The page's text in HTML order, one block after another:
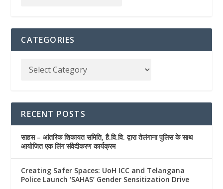
CATEGORIES
RECENT POSTS
साहस – आंतरिक शिकायत समिति, है.वि.वि. द्वारा तेलंगाना पुलिस के साथ
आयोजित एक लिंग संवेदीकरण कार्यक्रम
Creating Safer Spaces: UoH ICC and Telangana
Police Launch ‘SAHAS’ Gender Sensitization Drive